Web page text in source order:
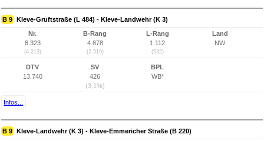
B 9 Kleve-Gruftstraße (L 484) - Kleve-Landwehr (K 3)
Nr.
8.323
(4.213)
B-Rang
4.878
(2.519)
L-Rang
1.112
(532)
Land
NW
DTV
13.740
SV
426
(3,1%)
BPL
WB*
Infos...
B 9 Kleve-Landwehr (K 3) - Kleve-Emmericher Straße (B 220)